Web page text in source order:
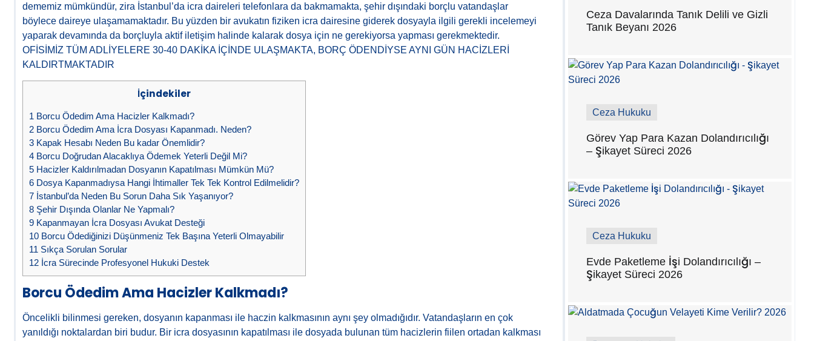
dememiz mümkündür, zira İstanbul’da icra daireleri telefonlara da bakmamakta, şehir dışındaki borçlu vatandaşlar
böylece daireye ulaşamamaktadır. Bu yüzden bir avukatın fiziken icra dairesine giderek dosyayla ilgili gerekli incelemeyi
yaparak devamında da borçluyla aktif iletişim halinde kalarak dosya için ne gerekiyorsa yapması gerekmektedir.
OFİSİMİZ TÜM ADLİYELERE 30-40 DAKİKA İÇİNDE ULAŞMAKTA, BORÇ ÖDENDİYSE AYNI GÜN HACİZLERİ
KALDIRTMAKTADIR
İçindekiler
1 Borcu Ödedim Ama Hacizler Kalkmadı?
2Borcu Ödedim Ama İcra Dosyası Kapanmadı. Neden?
3Kapak Hesabı Neden Bu kadar Önemlidir?
4Borcu Doğrudan Alacaklıya Ödemek Yeterli Değil Mi?
5Hacizler Kaldırılmadan Dosyanın Kapatılması Mümkün Mü?
6Dosya Kapanmadıysa Hangi İhtimaller Tek Tek Kontrol Edilmelidir?
7İstanbul’da Neden Bu Sorun Daha Sık Yaşanıyor?
8Şehir Dışında Olanlar Ne Yapmalı?
9Kapanmayan İcra Dosyası Avukat Desteği
10Borcu Ödediğinizi Düşünmeniz Tek Başına Yeterli Olmayabilir
11 Sıkça Sorulan Sorular
12İcra Sürecinde Profesyonel Hukuki Destek
Borcu Ödedim Ama Hacizler Kalkmadı?
Öncelikli bilinmesi gereken, dosyanın kapanması ile haczin kalkmasının aynı şey olmadığıdır. Vatandaşların en çok
yanıldığı noktalardan biri budur. Bir icra dosyasının kapatılması ile dosyada bulunan tüm hacizlerin fiilen ortadan kalkması
Ceza Davalarında Tanık Delili ve Gizli
Tanık Beyanı 2026
Ceza Hukuku
Görev Yap Para Kazan Dolandırıcılığı
– Şikayet Süreci 2026
Ceza Hukuku
Evde Paketleme İşi Dolandırıcılığı –
Şikayet Süreci 2026